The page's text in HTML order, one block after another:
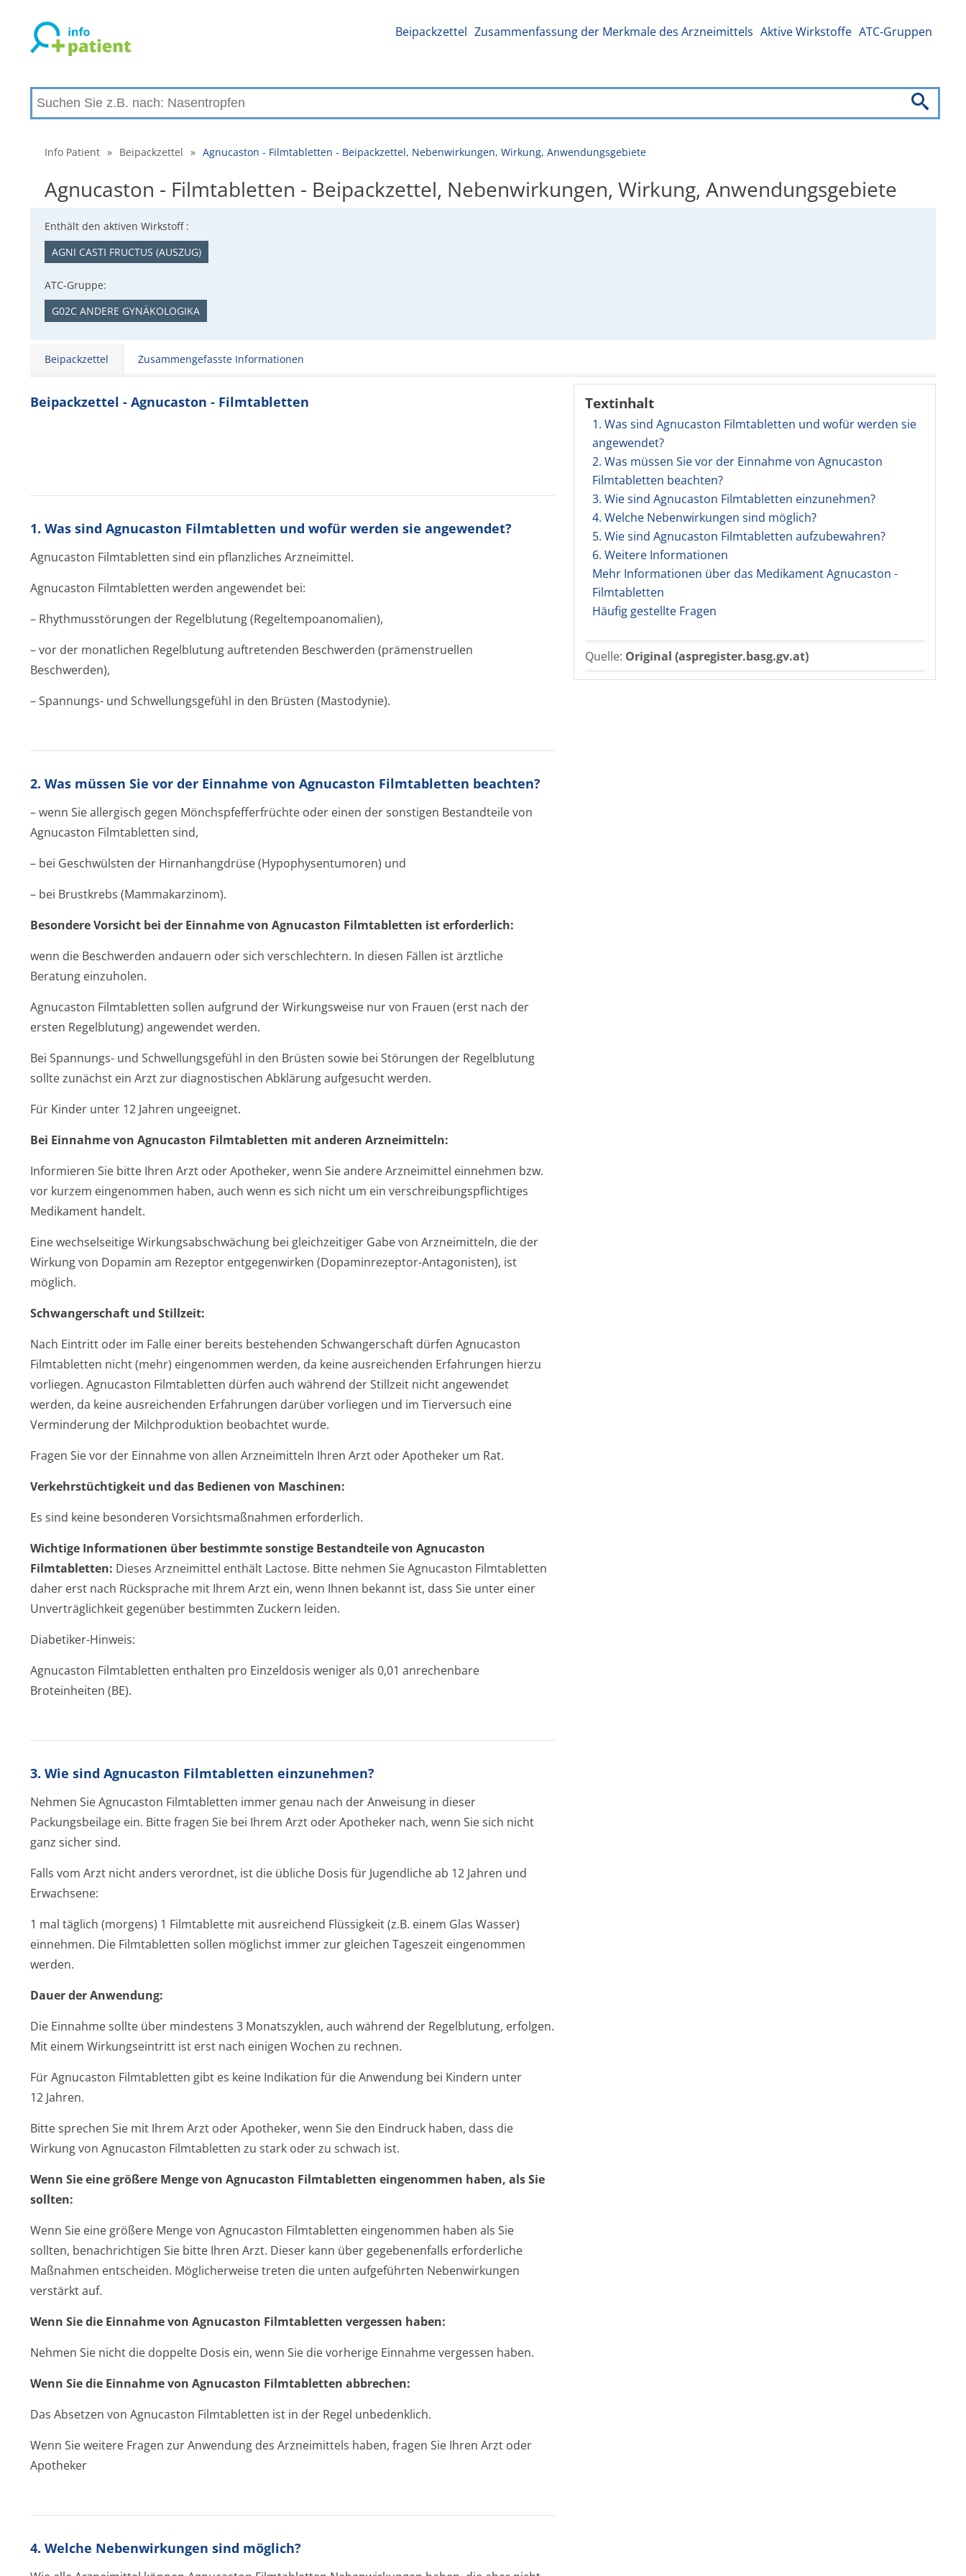
Beipackzettel Zusammenfassung der Merkmale des Arzneimittels Aktive Wirkstoffe ATC-Gruppen
Info Patient » Beipackzettel » Agnucaston - Filmtabletten - Beipackzettel, Nebenwirkungen, Wirkung, Anwendungsgebiete
Agnucaston - Filmtabletten - Beipackzettel, Nebenwirkungen, Wirkung, Anwendungsgebiete
Enthält den aktiven Wirkstoff :
AGNI CASTI FRUCTUS (AUSZUG)
ATC-Gruppe:
G02C ANDERE GYNÄKOLOGIKA
Beipackzettel Zusammengefasste Informationen
Textinhalt
1. Was sind Agnucaston Filmtabletten und wofür werden sie
angewendet?
2. Was müssen Sie vor der Einnahme von Agnucaston
Filmtabletten beachten?
3. Wie sind Agnucaston Filmtabletten einzunehmen?
4. Welche Nebenwirkungen sind möglich?
5. Wie sind Agnucaston Filmtabletten aufzubewahren?
6. Weitere Informationen
Mehr Informationen über das Medikament Agnucaston -
Filmtabletten
Häufig gestellte Fragen
Quelle: Original (aspregister.basg.gv.at)
Beipackzettel - Agnucaston - Filmtabletten
1. Was sind Agnucaston Filmtabletten und wofür werden sie angewendet?
Agnucaston Filmtabletten sind ein pflanzliches Arzneimittel.
Agnucaston Filmtabletten werden angewendet bei:
– Rhythmusstörungen der Regelblutung (Regeltempoano­malien),
– vor der monatlichen Regelblutung auftretenden Beschwerden (prämenstruellen
Beschwerden),
– Spannungs- und Schwellungsgefühl in den Brüsten (Mastodynie).
2. Was müssen Sie vor der Einnahme von Agnucaston Filmtabletten beachten?
– wenn Sie allergisch gegen Mönchspfeffer­früchte oder einen der sonstigen Bestandteile von
Agnucaston Filmtabletten sind,
– bei Geschwülsten der Hirnanhangdrüse (Hypophysentu­moren) und
– bei Brustkrebs (Mammakarzinom).
Besondere Vorsicht bei der Einnahme von Agnucaston Filmtabletten ist erforderlich:
wenn die Beschwerden andauern oder sich verschlechtern. In diesen Fällen ist ärztliche
Beratung einzuholen.
Agnucaston Filmtabletten sollen aufgrund der Wirkungsweise nur von Frauen (erst nach der
ersten Regelblutung) angewendet werden.
Bei Spannungs- und Schwellungsgefühl in den Brüsten sowie bei Störungen der Regelblutung
sollte zunächst ein Arzt zur diagnostischen Abklärung aufgesucht werden.
Für Kinder unter 12 Jahren ungeeignet.
Bei Einnahme von Agnucaston Filmtabletten mit anderen Arzneimitteln:
Informieren Sie bitte Ihren Arzt oder Apotheker, wenn Sie andere Arzneimittel einnehmen bzw.
vor kurzem eingenommen haben, auch wenn es sich nicht um ein verschreibungspflichti­ges
Medikament handelt.
Eine wechselseitige Wirkungsabschwächung bei gleichzeitiger Gabe von Arzneimitteln, die der
Wirkung von Dopamin am Rezeptor entgegenwirken (Dopaminrezeptor-Antagonisten), ist
möglich.
Schwangerschaft und Stillzeit:
Nach Eintritt oder im Falle einer bereits bestehenden Schwangerschaft dürfen Agnucaston
Filmtabletten nicht (mehr) eingenommen werden, da keine ausreichenden Erfahrungen hierzu
vorliegen. Agnucaston Filmtabletten dürfen auch während der Stillzeit nicht angewendet
werden, da keine ausreichenden Erfahrungen darüber vorliegen und im Tierversuch eine
Verminderung der Milchproduktion beobachtet wurde.
Fragen Sie vor der Einnahme von allen Arzneimitteln Ihren Arzt oder Apotheker um Rat.
Verkehrstüchtig­keit und das Bedienen von Maschinen:
Es sind keine besonderen Vorsichtsmaßnahmen erforderlich.
Wichtige Informationen über bestimmte sonstige Bestandteile von Agnucaston
Filmtabletten: Dieses Arzneimittel enthält Lactose. Bitte nehmen Sie Agnucaston Filmtabletten
daher erst nach Rücksprache mit Ihrem Arzt ein, wenn Ihnen bekannt ist, dass Sie unter einer
Unverträglichkeit gegenüber bestimmten Zuckern leiden.
Diabetiker-Hinweis:
Agnucaston Filmtabletten enthalten pro Einzeldosis weniger als 0,01 anrechenbare
Broteinheiten (BE).
3. Wie sind Agnucaston Filmtabletten einzunehmen?
Nehmen Sie Agnucaston Filmtabletten immer genau nach der Anweisung in dieser
Packungsbeilage ein. Bitte fragen Sie bei Ihrem Arzt oder Apotheker nach, wenn Sie sich nicht
ganz sicher sind.
Falls vom Arzt nicht anders verordnet, ist die übliche Dosis für Jugendliche ab 12 Jahren und
Erwachsene:
1 mal täglich (morgens) 1 Filmtablette mit ausreichend Flüssigkeit (z.B. einem Glas Wasser)
einnehmen. Die Filmtabletten sollen möglichst immer zur gleichen Tageszeit eingenommen
werden.
Dauer der Anwendung:
Die Einnahme sollte über mindestens 3 Monatszyklen, auch während der Regelblutung, erfolgen.
Mit einem Wirkungseintritt ist erst nach einigen Wochen zu rechnen.
Für Agnucaston Filmtabletten gibt es keine Indikation für die Anwendung bei Kindern unter
12 Jahren.
Bitte sprechen Sie mit Ihrem Arzt oder Apotheker, wenn Sie den Eindruck haben, dass die
Wirkung von Agnucaston Filmtabletten zu stark oder zu schwach ist.
Wenn Sie eine größere Menge von Agnucaston Filmtabletten eingenommen haben, als Sie
sollten:
Wenn Sie eine größere Menge von Agnucaston Filmtabletten eingenommen haben als Sie
sollten, benachrichtigen Sie bitte Ihren Arzt. Dieser kann über gegebenenfalls erforderliche
Maßnahmen entscheiden. Möglicherweise treten die unten aufgeführten Nebenwirkungen
verstärkt auf.
Wenn Sie die Einnahme von Agnucaston Filmtabletten vergessen haben:
Nehmen Sie nicht die doppelte Dosis ein, wenn Sie die vorherige Einnahme vergessen haben.
Wenn Sie die Einnahme von Agnucaston Filmtabletten abbrechen:
Das Absetzen von Agnucaston Filmtabletten ist in der Regel unbedenklich.
Wenn Sie weitere Fragen zur Anwendung des Arzneimittels haben, fragen Sie Ihren Arzt oder
Apotheker
4. Welche Nebenwirkungen sind möglich?